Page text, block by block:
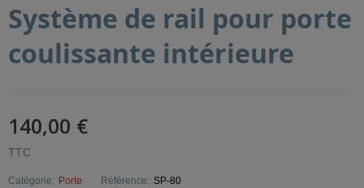
Système de rail pour porte
coulissante intérieure
140,00 €
TTC
Catégorie: Porte Référence: SP-80